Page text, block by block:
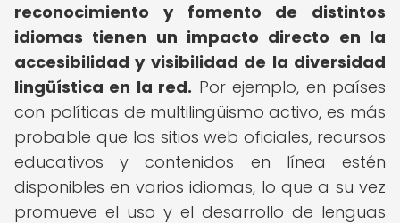
reconocimiento y fomento de distintos
idiomas tienen un impacto directo en la
accesibilidad y visibilidad de la diversidad
lingüística en la red. Por ejemplo, en países
con políticas de multilingüismo activo, es más
probable que los sitios web oficiales, recursos
educativos y contenidos en línea estén
disponibles en varios idiomas, lo que a su vez
promueve el uso y el desarrollo de lenguas